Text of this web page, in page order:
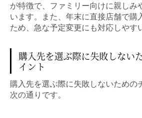
が特徴で、ファミリー向けに親しみ
います。また、年末に直接店舗で購
ため、急な予定変更にも対応しやす
購入先を選ぶ際に失敗しない
イント
購入先を選ぶ際に失敗しないための
次の通りです。